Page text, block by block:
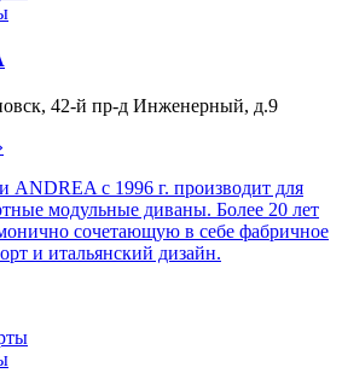
42-й пр-д Инженерный, д.9
ANDREA с 1996 г. производит для
модульные диваны. Более 20 лет
сочетающую в себе фабричное
и итальянский дизайн.